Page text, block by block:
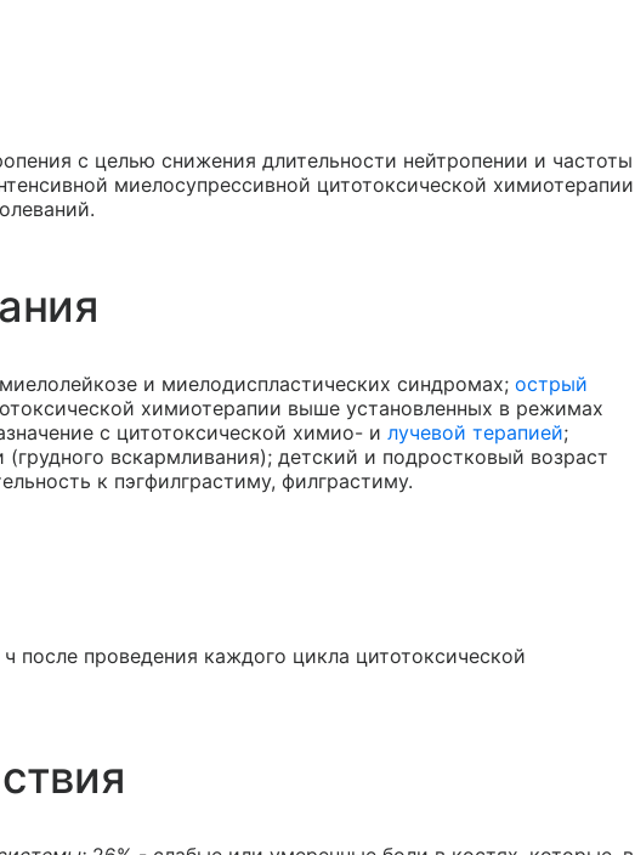
с целью снижения длительности нейтропении и частоты
миелосупрессивной цитотоксической химиотерапии
и миелодиспластических синдромах; острый
химиотерапии выше установленных в режимах
с цитотоксической химио- и лучевой терапией;
(грудного вскармливания); детский и подростковый возраст
к пэгфилграстиму, филграстиму.
после проведения каждого цикла цитотоксической